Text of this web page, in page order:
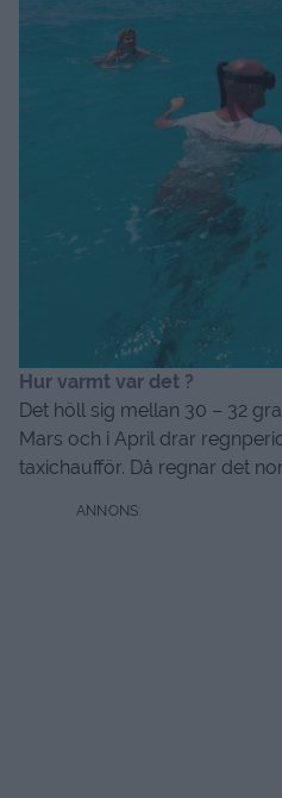
Hur varmt var det ?
Det höll sig mellan 30 – 32
Mars och i April drar
taxichaufför. Då regnar det